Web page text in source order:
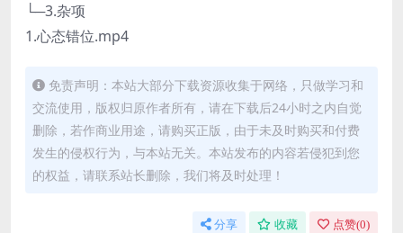
└─3.杂项
1.心态错位.mp4
免责声明：本站大部分下载资源收集于网络，只做学习和
交流使用，版权归原作者所有，请在下载后24小时之内自觉
删除，若作商业用途，请购买正版，由于未及时购买和付费
发生的侵权行为，与本站无关。本站发布的内容若侵犯到您
的权益，请联系站长删除，我们将及时处理！
分享 收藏 点赞(0)